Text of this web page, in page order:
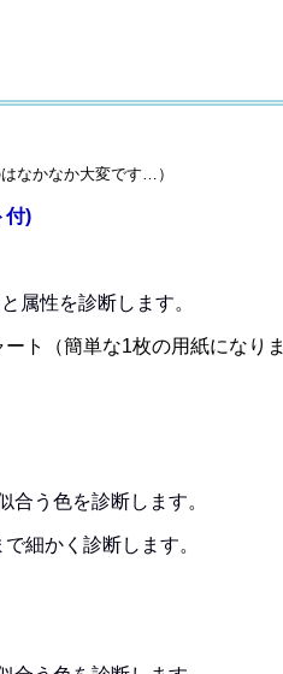
なかなか大変です…）
付)
属性を診断します。
ト（簡単な1枚の用紙になりま
合う色を診断します。
で細かく診断します。